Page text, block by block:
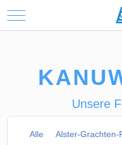
Mobile Menu Toggle
Unsere
Alle Alster-Grachten-